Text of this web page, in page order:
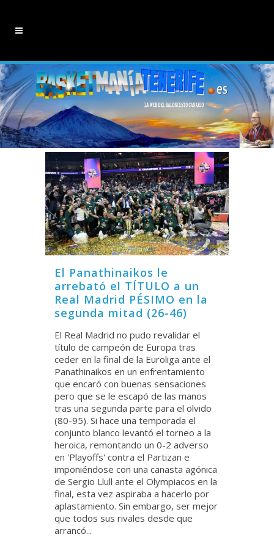
El Panathinaikos le
arrebató el TÍTULO a un
Real Madrid PÉSIMO en la
segunda mitad (26-46)
El Real Madrid no pudo revalidar el
título de campeón de Europa tras
ceder en la final de la Euroliga ante el
Panathinaikos en un enfrentamiento
que encaró con buenas sensaciones
pero que se le escapó de las manos
tras una segunda parte para el olvido
(80-95). Si hace una temporada el
conjunto blanco levantó el torneo a la
heroica, remontando un 0-2 adverso
en 'Playoffs' contra el Partizan e
imponiéndose con una canasta agónica
de Sergio Llull ante el Olympiacos en la
final, esta vez aspiraba a hacerlo por
aplastamiento. Sin embargo, ser mejor
que todos sus rivales desde que
arrancó...